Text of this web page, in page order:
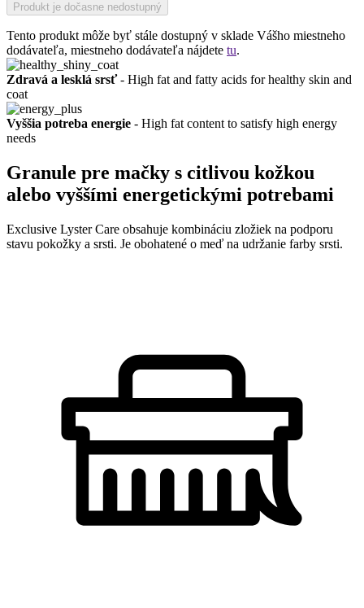
Produkt je dočasne nedostupný
Tento produkt môže byť stále dostupný v sklade Vášho miestneho
dodávateľa, miestneho dodávateľa nájdete tu.
Zdravá a lesklá srsť- High fat and fatty acids for healthy skin and
coat
Vyššia potreba energie - High fat content to satisfy high energy
needs
Granule pre mačky s citlivou kožkou
alebo vyššími energetickými potrebami
Exclusive Lyster Care obsahuje kombináciu zložiek na podporu
stavu pokožky a srsti. Je obohatené o meď na udržanie farby srsti.